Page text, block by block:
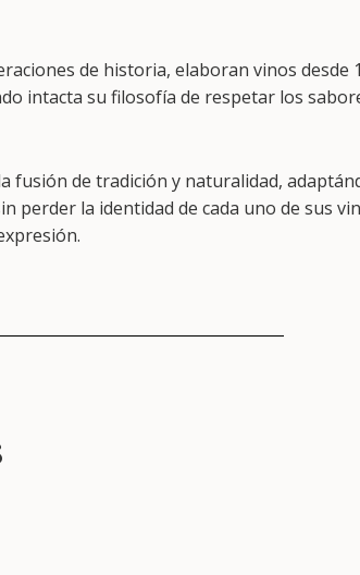
de historia, elaboran vinos desde
intacta su filosofía de respetar los
fusión de tradición y naturalidad,
perder la identidad de cada uno de sus